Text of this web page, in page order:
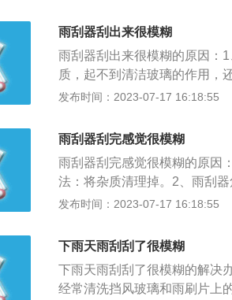
前挡风玻璃，可以用玻璃水洗
决方法：更换雨刮器胶条或者
紧或者过松，导致雨刮器刮出
慢地翻滚，调整至笔直状态；
糊；解决方法：更换雨刮器；
雨刮器刮出来很模糊
雨刮器刮出来很模糊的原因：
质，起不到清洁玻璃的作用，
新的玻璃水；2、可能是汽车
以选择自行安装；3、可能是
无法很好地清除这些顽固污渍
洗车辆的玻璃；4、可能是因
间刮花，这时候建议将雨刮片
导致刮不干净，即使在雨刮器
要及时修理，否则会影响驾驶
发布时间：2023-07-17 16:18:55
雨刮器刮完感觉很模糊
雨刮器刮完感觉很模糊的原因
法：将杂质清理掉。2、雨刮
刮器的老化程度严重，主要是
水，如果有很多小水珠附在上
除。5、雨刮器没有完全将水
6、检查雨刮器是否硬化。解
发布时间：2023-07-17 16:18:55
下雨天雨刮刮了很模糊
下雨天雨刮刮了很模糊的解决
经常清洗挡风玻璃和雨刷片上